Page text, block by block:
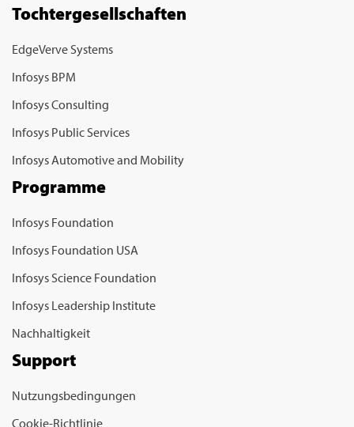
Tochtergesellschaften
EdgeVerve Systems
Infosys BPM
Infosys Consulting
Infosys Public Services
Infosys Automotive and Mobility
Programme
Infosys Foundation
Infosys Foundation USA
Infosys Science Foundation
Infosys Leadership Institute
Nachhaltigkeit
Support
Nutzungsbedingungen
Cookie-Richtlinie